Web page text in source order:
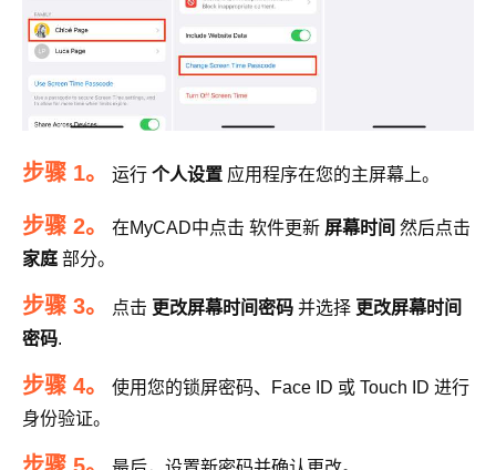
步骤 1。 运行 个人设置 应用程序在您的主屏幕上。
步骤 2。 在MyCAD中点击 软件更新 屏幕时间 然后点击
家庭部分。
步骤 3。 点击 更改屏幕时间密码 并选择 更改屏幕时间
密码.
步骤 4。
使用您的锁屏密码、Face ID 或 Touch ID 进行
身份验证。